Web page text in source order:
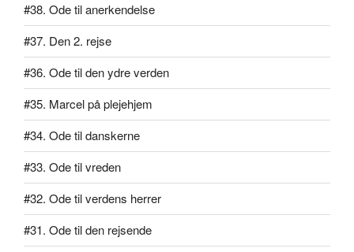
#38. Ode til anerkendelse
#37. Den 2. rejse
#36. Ode til den ydre verden
#35. Marcel på plejehjem
#34. Ode til danskerne
#33. Ode til vreden
#32. Ode til verdens herrer
#31. Ode til den rejsende